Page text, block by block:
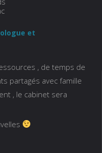
et
, de temps de
partagés avec famille
, le cabinet sera